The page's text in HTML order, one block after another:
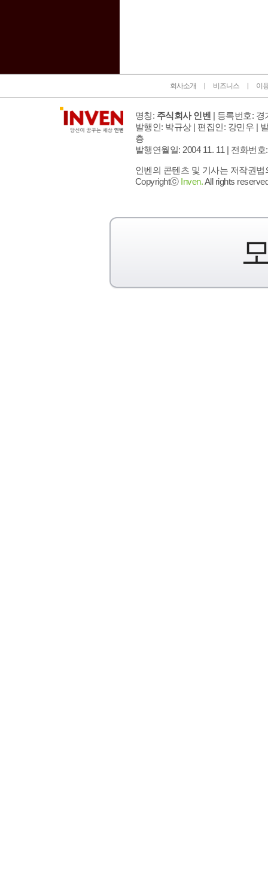
회사소개 비즈니스 이
명칭: 주식회사 인벤 | 등록번호: 경
발행인: 박규상 | 편집인: 강민우 |
층
발행연월일: 2004 11. 11 | 전화번호
인벤의 콘텐츠 및 기사는 저작권
Copyrightⓒ Inven.All rights